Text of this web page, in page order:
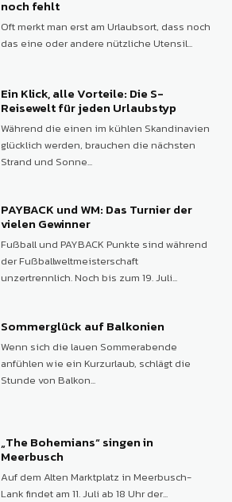
noch fehlt
Oft merkt man erst am Urlaubsort, dass noch
das eine oder andere nützliche Utensil...
Ein Klick, alle Vorteile: Die S-
Reisewelt für jeden Urlaubstyp
Während die einen im kühlen Skandinavien
glücklich werden, brauchen die nächsten
Strand und Sonne...
PAYBACK und WM: Das Turnier der
vielen Gewinner
Fußball und PAYBACK Punkte sind während
der Fußballweltmeisterschaft
unzertrennlich. Noch bis zum 19. Juli...
Sommerglück auf Balkonien
Wenn sich die lauen Sommerabende
anfühlen wie ein Kurzurlaub, schlägt die
Stunde von Balkon...
„The Bohemians“ singen in
Meerbusch
Auf dem Alten Marktplatz in Meerbusch-
Lank findet am 11. Juli ab 18 Uhr der...